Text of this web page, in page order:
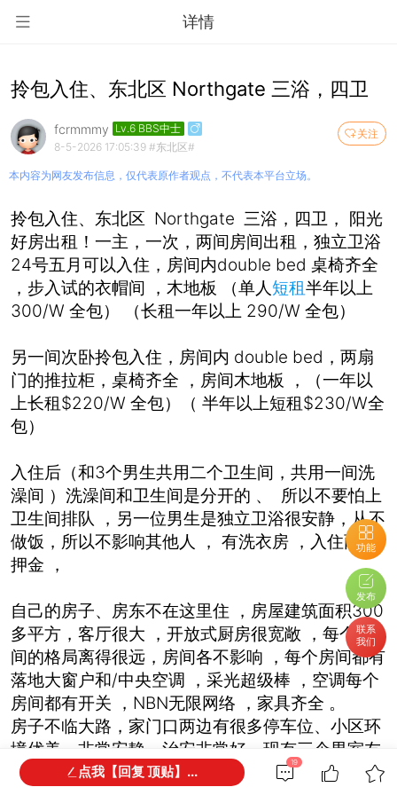
详情
功能
发布
联系
我们
拎包入住、东北区 Northgate 三浴，四卫
关注
fcrmmmy Lv.6 BBS中士
8-5-2026 17:05:39 #东北区#
本内容为网友发布信息，仅代表原作者观点，不代表本平台立场。
拎包入住、东北区 Northgate 三浴，四卫， 阳光
好房出租！一主，一次，两间房间出租，独立卫浴
24号五月可以入住，房间内double bed 桌椅齐全
，步入试的衣帽间 ，木地板 （单人短租半年以上
300/W 全包） （长租一年以上 290/W 全包）
另一间次卧拎包入住，房间内 double bed，两扇
门的推拉柜，桌椅齐全 ，房间木地板 ，（一年以
上长租$220/W 全包）（ 半年以上短租$230/W全
包）
入住后（和3个男生共用二个卫生间，共用一间洗
澡间 ）洗澡间和卫生间是分开的 、 所以不要怕上
卫生间排队 ，另一位男生是独立卫浴很安静，从不
做饭，所以不影响其他人 ， 有洗衣房 ，入住两周
押金 ，
自己的房子、房东不在这里住 ，房屋建筑面积300
多平方，客厅很大 ，开放式厨房很宽敞 ，每个房
间的格局离得很远，房间各不影响 ，每个房间都有
落地大窗户和/中央空调 ，采光超级棒 ，空调每个
房间都有开关 ，NBN无限网络 ，家具齐全 。
房子不临大路，家门口两边有很多停车位、小区环
境优美，非常安静，治安非常好、现有三个男室友
人非常友好，很好相处、作息规律、都在上班，不
19
点我【回复 顶贴】...